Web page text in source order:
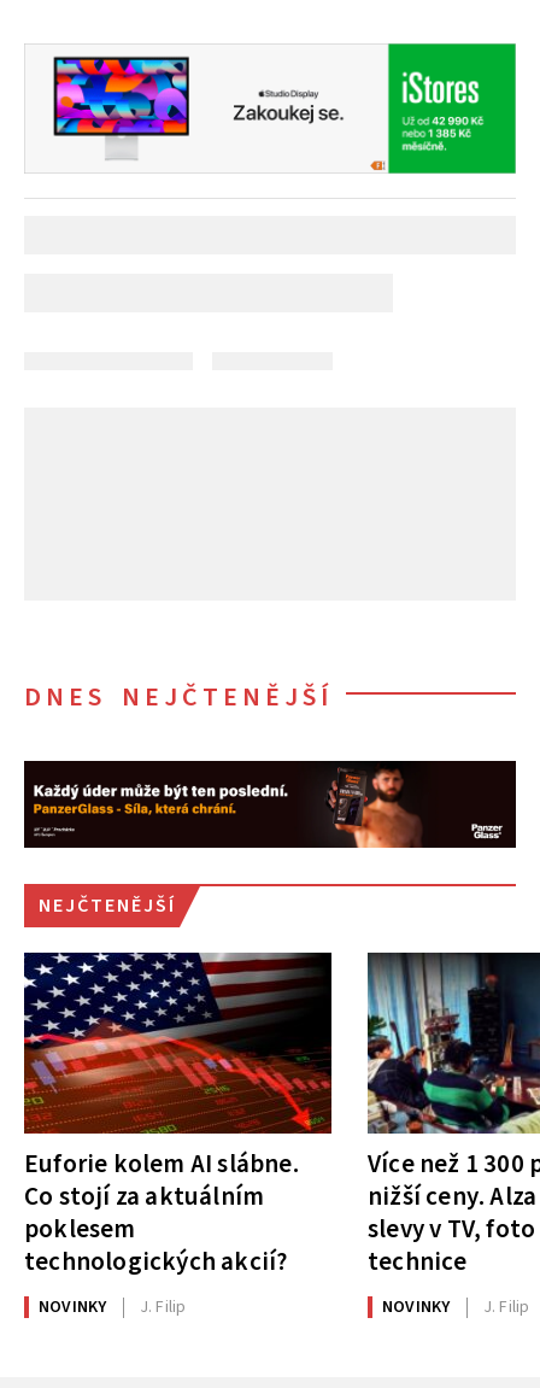
DNES NEJČTENĚJŠÍ
NEJČTENĚJŠÍ
Euforie kolem AI slábne.
Co stojí za aktuálním
poklesem
technologických akcií?
NOVINKY J. Filip
Více než 1
nižší ceny.
slevy v TV,
technice
NOVINKY J. Filip